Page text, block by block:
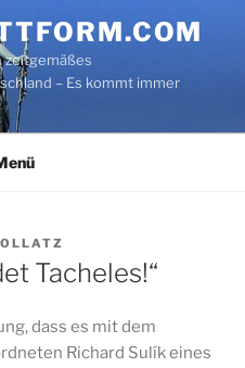
zeitgemäßes
– Es kommt immer
Tacheles!“
dass es mit dem
Richard Sulík eines